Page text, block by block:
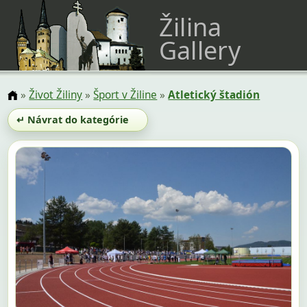
Žilina
Gallery
»Život Žiliny»Šport v Žiline »Atletický štadión
↵ Návrat do kategórie